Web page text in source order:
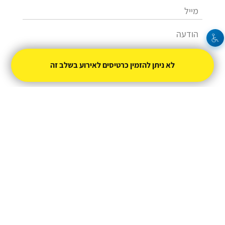
לא ניתן להזמין כרטיסים לאירוע בשלב זה